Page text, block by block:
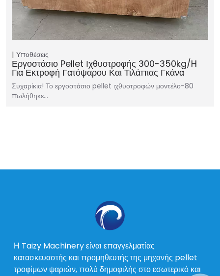
Υποθέσεις
Εργοστάσιο Pellet Ιχθυοτροφής 300-350kg/h
Για Εκτροφή Γατόψαρου Και Τιλάπιας Γκάνα
Συχαρίκια! Το εργοστάσιο pellet ιχθυοτροφών μοντέλο-80
πωλήθηκε…
Η Taizy Machinery είναι επαγγελματίας
κατασκευαστής και προμηθευτής της μηχανής pellet
τροφίμων ψαριών, πολύ δημοφιλής στο εσωτερικό και